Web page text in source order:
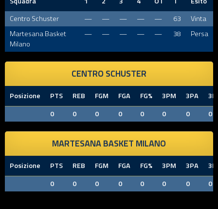
Centro Schuster
— — — — — 63
Vinta
Martesana Basket
Milano
— — — — — 38 Persa
CENTRO SCHUSTER
Posizione PTS REB FGM FGA FG% 3PM 3PA
0
0 0 0 0 0 0 0
MARTESANA BASKET MILANO
Posizione PTS REB FGM FGA FG% 3PM 3PA
0
0 0 0 0 0 0 0